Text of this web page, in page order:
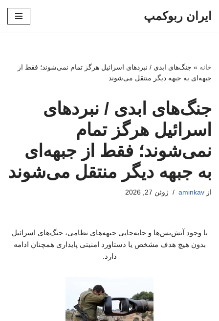
ایران ربوکمپ
خانه » جنگ‌های ابدی / نبردهای اسرائیل هرگز تمام نمی‌شوند؛ فقط از
جبهه‌ای به جبهه دیگر منتقل می‌شوند
جنگ‌های ابدی / نبردهای
اسرائیل هرگز تمام
نمی‌شوند؛ فقط از جبهه‌ای
به جبهه دیگر منتقل می‌شوند
از aminkav ژوئن 27, 2026
با وجود آتش‌بس‌ها و جابه‌جایی جبهه‌های نظامی، جنگ‌های اسرائیل
بدون هیچ هدف مشخص یا دستاورد امنیتی پایداری همچنان ادامه
دارد.